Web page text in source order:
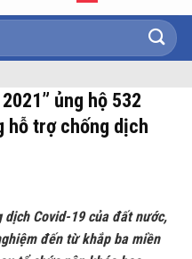
ủng hộ 532
hỗ trợ chống dịch
dịch Covid-19 của đất nước,
đến từ khắp ba miền